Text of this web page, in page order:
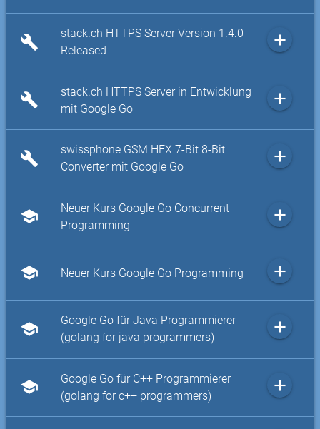
build
stack.ch HTTPS Server Version 1.4.0
Released
add
build
stack.ch HTTPS Server in Entwicklung
mit Google Go
add
build
swissphone GSM HEX 7-Bit 8-Bit
Converter mit Google Go
add
school
Neuer Kurs Google Go Concurrent
Programming
add
school Neuer Kurs Google Go Programming add
school
Google Go für Java Programmierer
(golang for java programmers)
add
school
Google Go für C++ Programmierer
(golang for c++ programmers)
add